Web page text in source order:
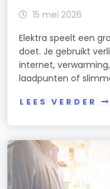
15 mei 2026
Elektra speelt een
doet. Je gebruikt
internet,
laadpunten of
LEES VERDER